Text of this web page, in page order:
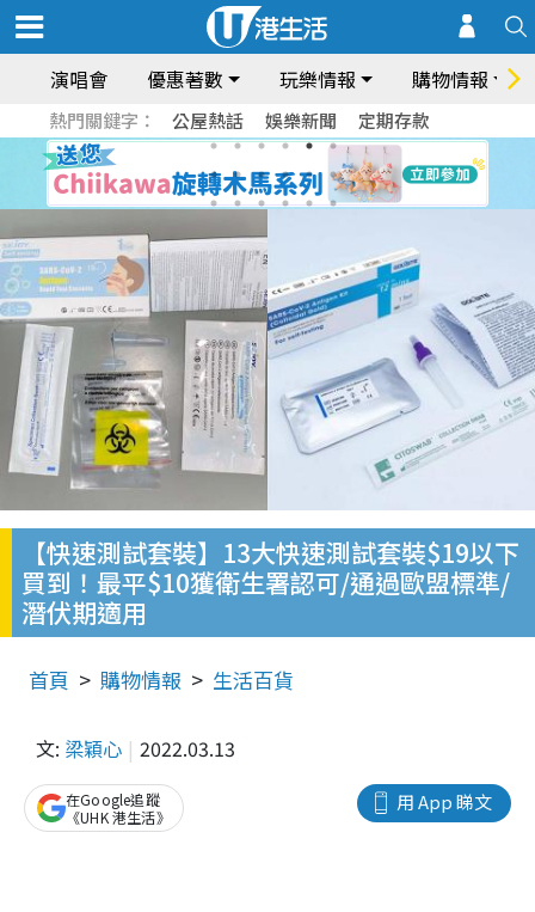
演唱會 優惠著數 玩樂情報 購物情報
熱門關鍵字： 公屋熱話 娛樂新聞 定期存款
【快速測試套裝】13大快速測試套裝$19以下
買到！最平$10獲衛生署認可/通過歐盟標準/
潛伏期適用
首頁 購物情報 生活百貨
文: 梁穎心 2022.03.13
用 App 睇文
在Google追蹤
《UHK 港生活》